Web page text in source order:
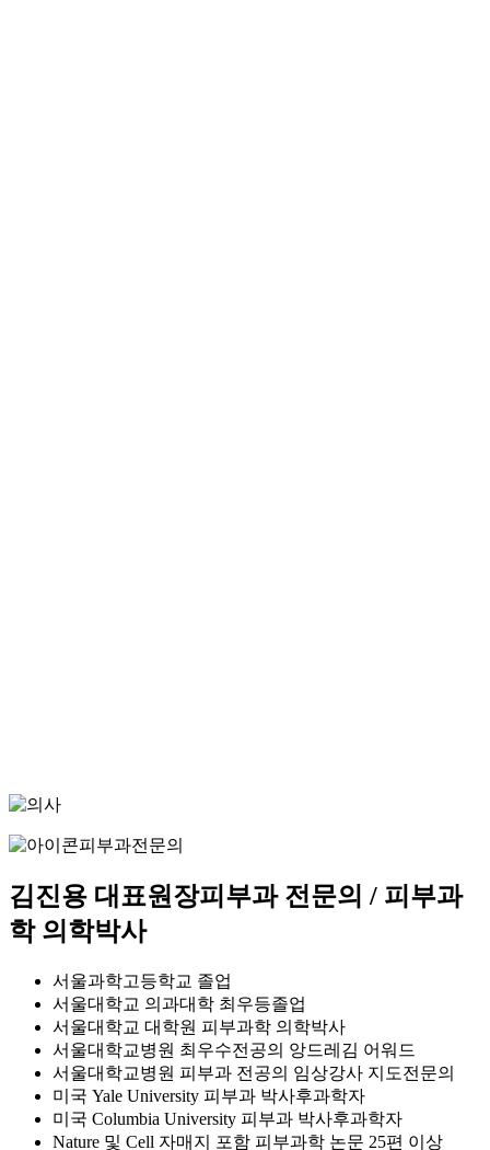
피부과전문의
김진용 대표원장피부과 전문의 / 피부과
학 의학박사
서울과학고등학교 졸업
서울대학교 의과대학 최우등졸업
서울대학교 대학원 피부과학 의학박사
서울대학교병원 최우수전공의 앙드레김 어워드
서울대학교병원 피부과 전공의 임상강사 지도전문의
미국 Yale University 피부과 박사후과학자
미국 Columbia University 피부과 박사후과학자
Nature 및 Cell 자매지 포함 피부과학 논문 25편 이상